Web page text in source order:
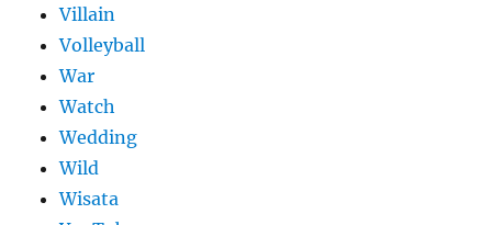
Villain
Volleyball
War
Watch
Wedding
Wild
Wisata